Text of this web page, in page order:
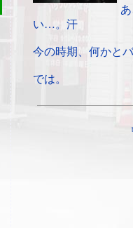
い…。汗
今の時期、何かと
では。